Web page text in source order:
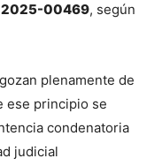
2025-00469, según
plenamente de
ese principio se
condenatoria
judicial